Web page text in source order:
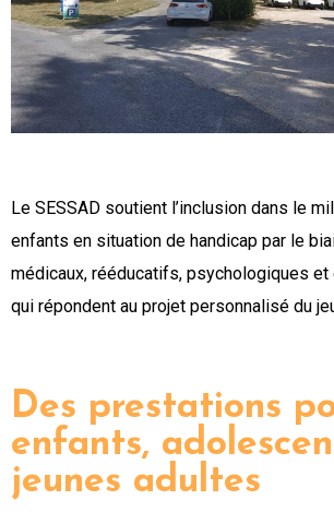
Le SESSAD soutient l’inclusion dans le
enfants en situation de handicap par le
médicaux, rééducatifs, psychologiques
qui répondent au projet personnalisé du
Des prestations
enfants,
jeunes adultes